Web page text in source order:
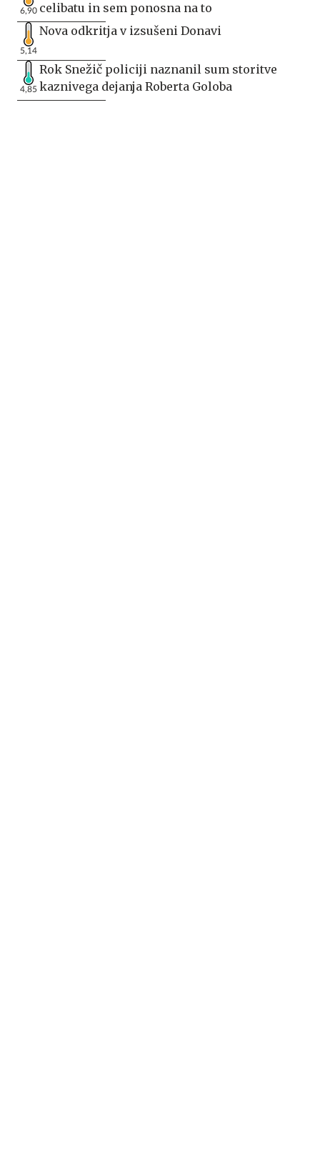
6,90 celibatu in sem ponosna na to
5,14
Nova odkritja v izsušeni Donavi
4,85
Rok Snežič policiji naznanil sum storitve
kaznivega dejanja Roberta Goloba